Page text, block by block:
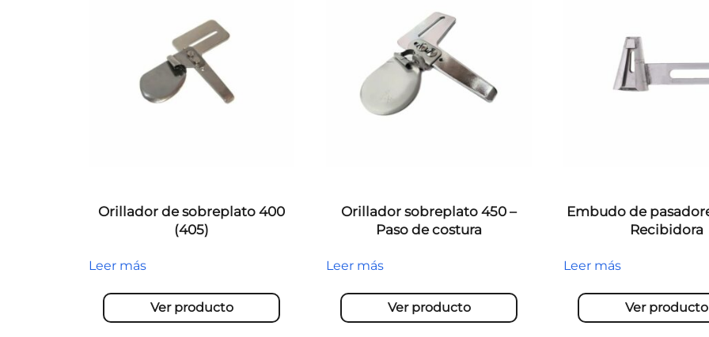
Orillador de sobreplato 400
(405)
Leer más
Ver producto
Orillador sobreplato 450 –
Paso de costura
Leer más
Ver producto
Embudo de
Recibidora
Leer más
Ver producto